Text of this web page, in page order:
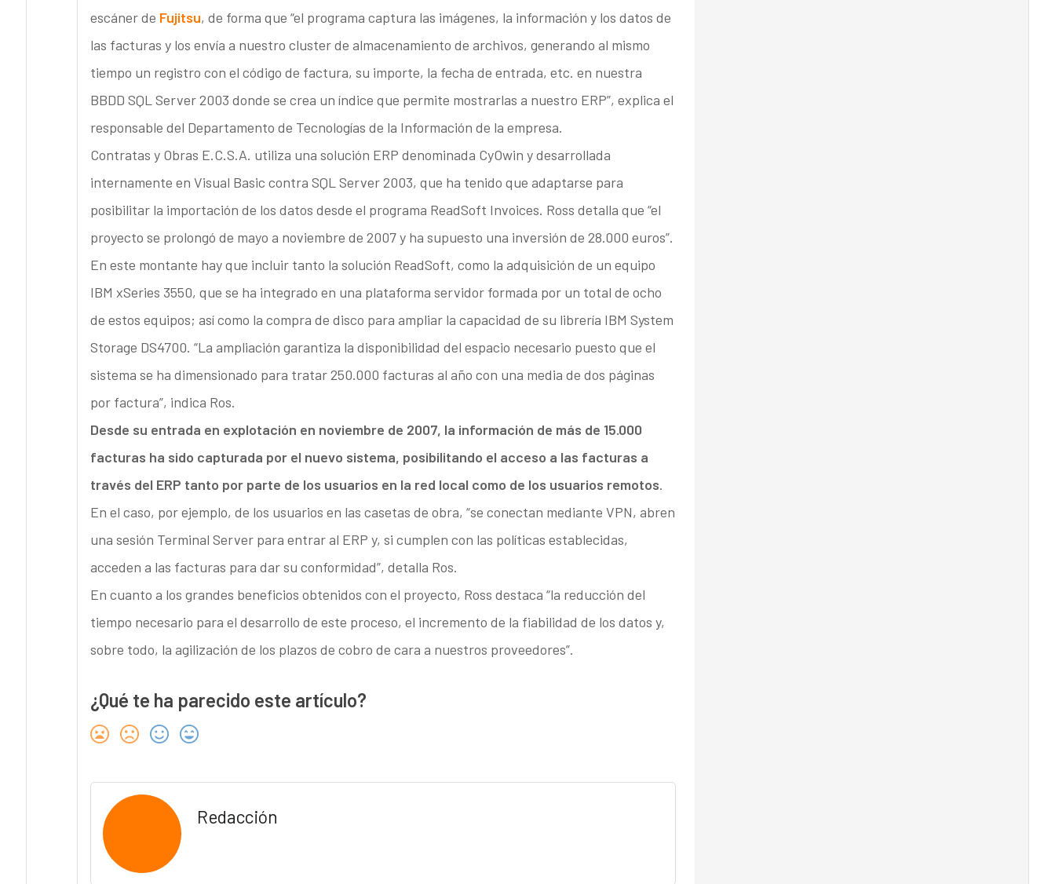
escáner de Fujitsu, de forma que “el programa captura las imágenes, la información y los datos de
las facturas y los envía a nuestro cluster de almacenamiento de archivos, generando al mismo
tiempo un registro con el código de factura, su importe, la fecha de entrada, etc. en nuestra
BBDD SQL Server 2003 donde se crea un índice que permite mostrarlas a nuestro ERP”, explica el
responsable del Departamento de Tecnologías de la Información de la empresa.
Contratas y Obras E.C.S.A. utiliza una solución ERP denominada CyOwin y desarrollada
internamente en Visual Basic contra SQL Server 2003, que ha tenido que adaptarse para
posibilitar la importación de los datos desde el programa ReadSoft Invoices. Ross detalla que “el
proyecto se prolongó de mayo a noviembre de 2007 y ha supuesto una inversión de 28.000 euros”.
En este montante hay que incluir tanto la solución ReadSoft, como la adquisición de un equipo
IBM xSeries 3550, que se ha integrado en una plataforma servidor formada por un total de ocho
de estos equipos; así como la compra de disco para ampliar la capacidad de su librería IBM System
Storage DS4700. “La ampliación garantiza la disponibilidad del espacio necesario puesto que el
sistema se ha dimensionado para tratar 250.000 facturas al año con una media de dos páginas
por factura”, indica Ros.
Desde su entrada en explotación en noviembre de 2007, la información de más de 15.000
facturas ha sido capturada por el nuevo sistema, posibilitando el acceso a las facturas a
través del ERP tanto por parte de los usuarios en la red local como de los usuarios remotos.
En el caso, por ejemplo, de los usuarios en las casetas de obra, “se conectan mediante VPN, abren
una sesión Terminal Server para entrar al ERP y, si cumplen con las políticas establecidas,
acceden a las facturas para dar su conformidad”, detalla Ros.
En cuanto a los grandes beneficios obtenidos con el proyecto, Ross destaca “la reducción del
tiempo necesario para el desarrollo de este proceso, el incremento de la fiabilidad de los datos y,
sobre todo, la agilización de los plazos de cobro de cara a nuestros proveedores”.
¿Qué te ha parecido este artículo?
Redacción